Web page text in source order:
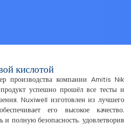
кислотой
производства компании Amitis Nik
успешно прошёл все тесты и
Nuxiwell изготовлен из лучшего
его высокое качество,
и полную безопасность, удовлетворив